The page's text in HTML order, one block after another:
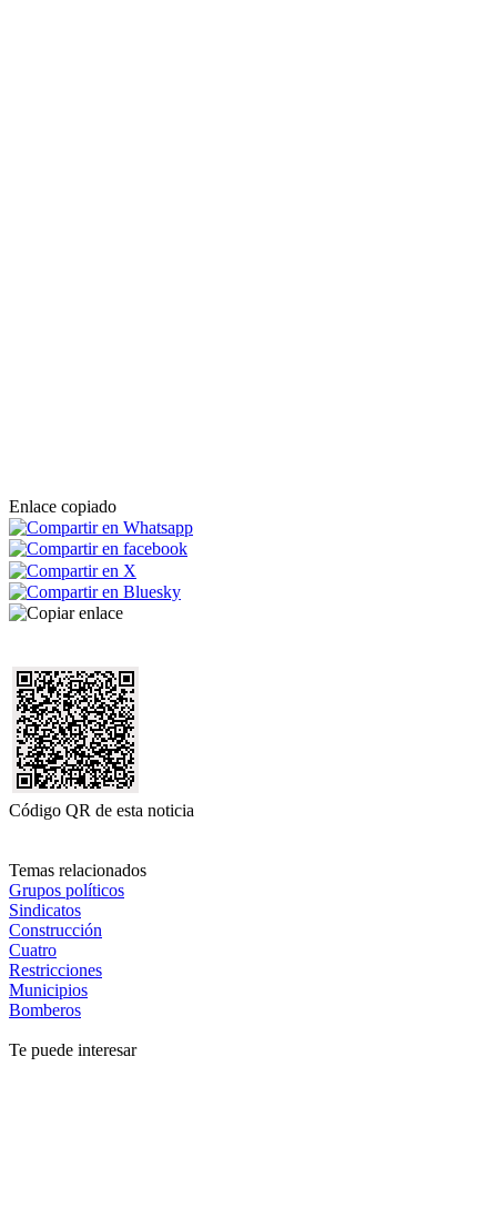
Enlace copiado
Código QR de esta noticia
Temas relacionados
Grupos políticos
Sindicatos
Construcción
Cuatro
Restricciones
Municipios
Bomberos
Te puede interesar